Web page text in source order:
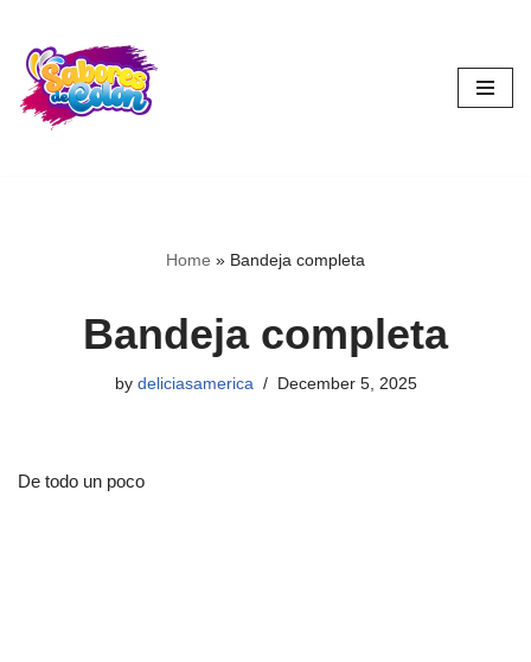
Skip
to
content
Home » Bandeja completa
Bandeja completa
by deliciasamerica December 5, 2025
De todo un poco